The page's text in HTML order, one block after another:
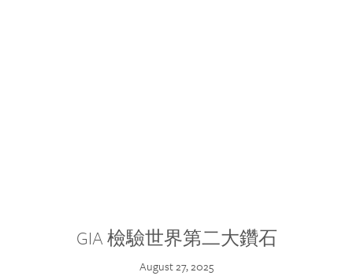
GIA 檢驗世界第二大鑽石
August 27, 2025